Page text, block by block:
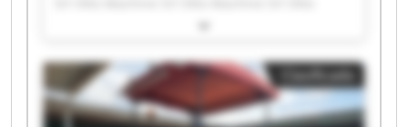
Machine Srl Otto Machine Srl Otto Machine Srl
Srl Otto Machine Srl Otto Machine Srl Otto
Machine Srl Otto Machine Srl Otto Machine Srl
Otto Machine Srl Otto Machine Srl Otto Machine
Srl Otto Machine Srl
Clasificado